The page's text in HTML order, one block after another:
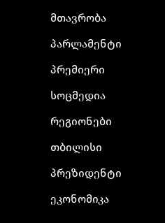
მთავრობა
პარლამენტი
პრემიერი
სოცმედია
რეგიონები
თბილისი
პრეზიდენტი
ეკონომიკა